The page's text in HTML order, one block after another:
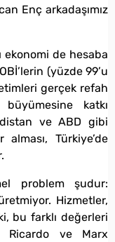
Enç arkadaşımız
ekonomi de hesaba
(yüzde 99’u
gerçek refah
katkı
ve ABD gibi
Türkiye’de
problem şudur:
Hizmetler,
bu farklı değerleri
Ricardo ve Marx